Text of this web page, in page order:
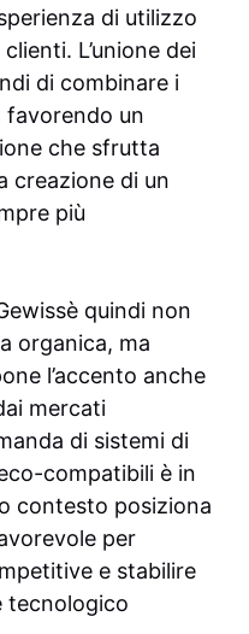
di utilizzo
L’unione dei
di combinare i
favorendo un
che sfrutta
creazione di un
più
quindi non
organica, ma
l’accento anche
mercati
di sistemi di
compatibili è in
contesto posiziona
per
e stabilire
tecnologico